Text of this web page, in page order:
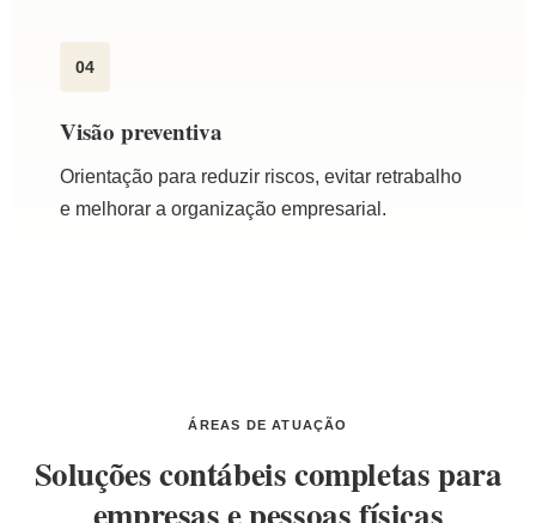
04
Visão preventiva
Orientação para reduzir riscos, evitar retrabalho
e melhorar a organização empresarial.
ÁREAS DE ATUAÇÃO
Soluções contábeis completas para